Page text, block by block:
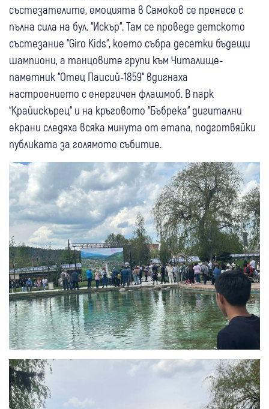
състезателите, емоцията в Самоков се пренесе с
пълна сила на бул. “Искър“. Там се проведе детското
състезание “Giro Kids“, което събра десетки бъдещи
шампиони, а танцовите групи към Читалище-
паметник “Отец Паисий-1859“ вдигнаха
настроението с енергичен флашмоб. В парк
“Крайискърец“ и на кръговото “Бъбрека“ дигитални
екрани следяха всяка минута от етапа, подготвяйки
публиката за голямото събитие.